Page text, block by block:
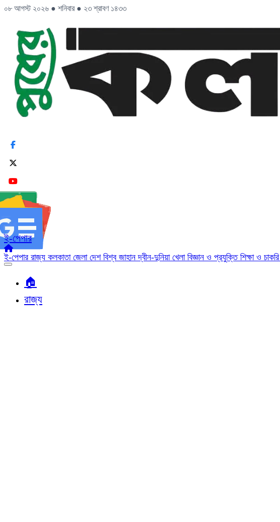
০৮ আগস্ট ২০২৬ ● শনিবার ● ২৩ শ্রাবণ ১৪৩৩
ই-পেপার
ই-পেপার রাজ্য কলকাতা জেলা দেশ বিশ্ব জাহানদ্বীন-দুনিয়া খেলা বিজ্ঞান ও প্রযুক্তি শিক্ষা ও চাকরি
🏠︎
রাজ্য